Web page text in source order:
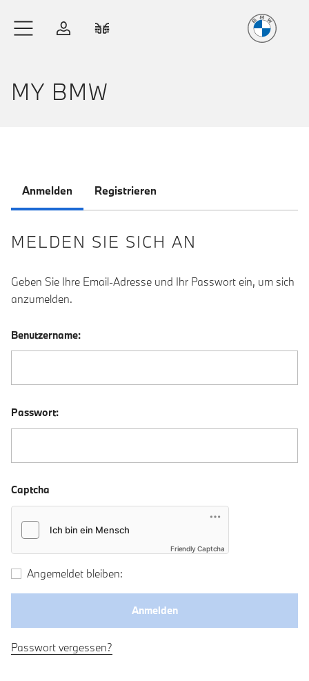
Anmelden
MY BMW
Anmelden Registrieren
MELDEN SIE SICH AN
Geben Sie Ihre Email-Adresse und Ihr Passwort ein, um sich
anzumelden.
Benutzername:
Passwort:
Captcha
Friendly Captcha
Angemeldet bleiben:
Passwort vergessen?